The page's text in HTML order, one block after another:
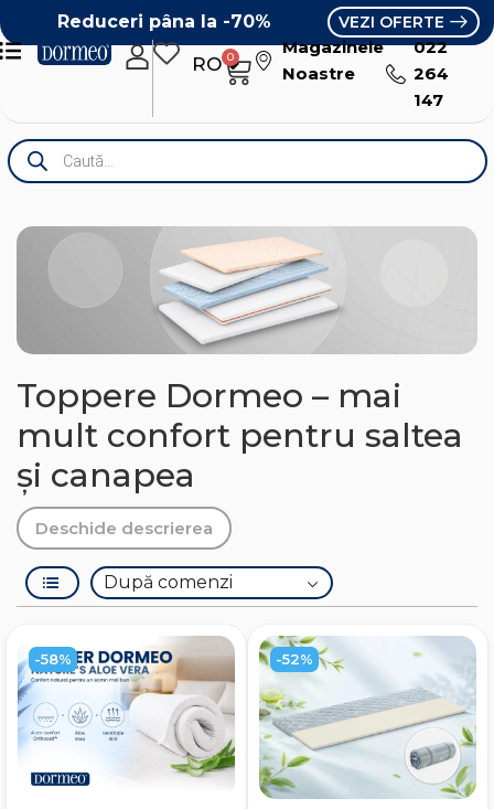
Reduceri pâna la -70% VEZI OFERTE
RO
RU
0
Magazinele
Noastre
022
264
147
Toppere Dormeo – mai
mult confort pentru saltea
și canapea
Deschide descrierea
-58% -52%